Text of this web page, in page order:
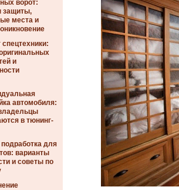
ворот:
защиты,
места и
спецтехники:
и
автомобиля:
в тюнинг-
для
варианты
и советы по